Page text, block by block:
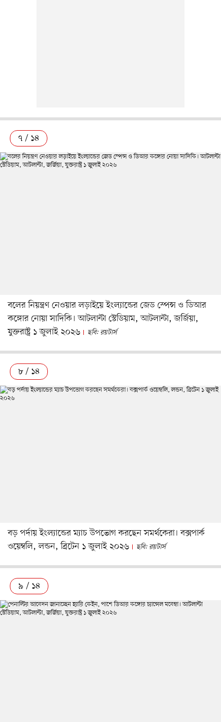
৭ / ১৪
বলের নিয়ন্ত্রণ নেওয়ার লড়াইয়ে ইংল্যান্ডের জেড স্পেন্স ও ডিআর
কঙ্গোর নোয়া সাদিকি। আটলান্টা স্টেডিয়াম, আটলান্টা, জর্জিয়া,
যুক্তরাষ্ট্র ১ জুলাই ২০২৬
ছবি: রয়টার্স
৮ / ১৪
বড় পর্দায় ইংল্যান্ডের ম্যাচ উপভোগ করছেন সমর্থকেরা। বক্সপার্ক
ওয়েম্বলি, লন্ডন, ব্রিটেন ১ জুলাই ২০২৬
ছবি: রয়টার্স
৯ / ১৪